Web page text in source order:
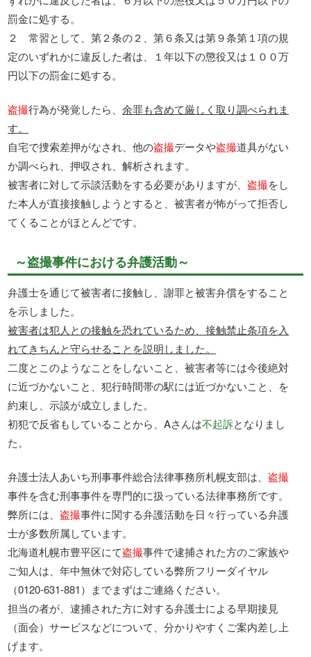
罰金に処する。
２ 常習として、第２条の２、第６条又は第９条第１項の規
定のいずれかに違反した者は、１年以下の懲役又は１００万
円以下の罰金に処する。
盗撮行為が発覚したら、余罪も含めて厳しく取り調べられま
す。
自宅で捜索差押がなされ、他の盗撮データや盗撮道具がない
か調べられ、押収され、解析されます。
被害者に対して示談活動をする必要がありますが、盗撮をし
た本人が直接接触しようとすると、被害者が怖がって拒否し
てくることがほとんどです。
～盗撮事件における弁護活動～
弁護士を通じて被害者に接触し、謝罪と被害弁償をすること
を示しました。
被害者は犯人との接触を恐れているため、接触禁止条項を入
れてきちんと守らせることを説明しました。
二度とこのようなことをしないこと、被害者等には今後絶対
に近づかないこと、犯行時間帯の駅には近づかないこと、を
約束し、示談が成立しました。
初犯で反省もしていることから、Aさんは不起訴となりまし
た。
弁護士法人あいち刑事事件総合法律事務所札幌支部は、盗撮
事件を含む刑事事件を専門的に扱っている法律事務所です。
弊所には、盗撮事件に関する弁護活動を日々行っている弁護
士が多数所属しています。
北海道札幌市豊平区にて盗撮事件で逮捕された方のご家族や
ご知人は、年中無休で対応している弊所フリーダイヤル
（0120-631-881）までまずはご連絡ください。
担当の者が、逮捕された方に対する弁護士による早期接見
（面会）サービスなどについて、分かりやすくご案内差し上
げます。